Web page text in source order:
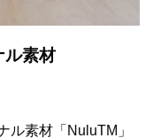
ル素材
ル素材「NuluTM」